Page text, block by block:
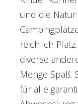
und die
reichlich
diverse
Menge Spaß.
für alle